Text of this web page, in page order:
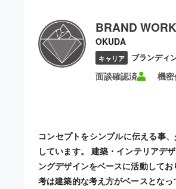
BRAND
OKUDA
キャリア ブランディ
面談確認済 機
コンセプトをシンプルに伝える事
しています。 建築・インテリアデ
ングデザインをベースに活動して
考は建築的な考え方がベースとな